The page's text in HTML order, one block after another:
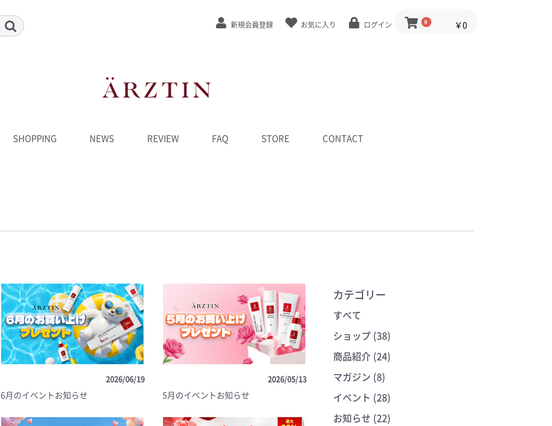
新規会員登録 お気に入り ログイン 0 ￥0
SHOPPING NEWS REVIEW FAQ STORE CONTACT
2026/06/19
6月のイベントお知らせ
2026/05/13
5月のイベントお知らせ
カテゴリー
すべて
ショップ (38)
商品紹介 (24)
マガジン (8)
イベント (28)
お知らせ (22)